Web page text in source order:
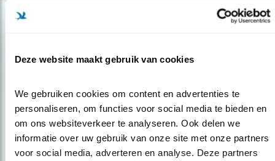
Deze website maakt gebruik van cookies
We gebruiken cookies om content en advertenties te
personaliseren, om functies voor social media te bieden en
om ons websiteverkeer te analyseren. Ook delen we
informatie over uw gebruik van onze site met onze partners
voor social media, adverteren en analyse. Deze partners
Op de hoogte blijven?
Meld je aan en ontvang nieuws, inspiratie, acties en tips
over vogels en activiteiten van Vogelbescherming.